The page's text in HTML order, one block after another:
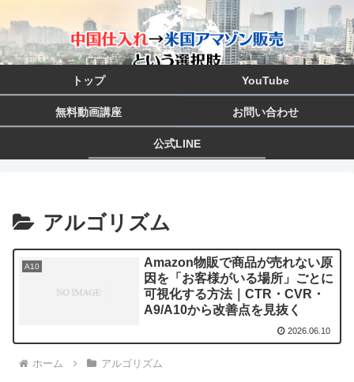
トップ YouTube
無料動画講座 お問い合わせ
公式LINE
アルゴリズム
A10
Amazon物販で商品が売れない原
因を「お客様がいる場所」ごとに
可視化する方法｜CTR・CVR・
A9/A10から改善点を見抜く
2026.06.10
ホーム アルゴリズム